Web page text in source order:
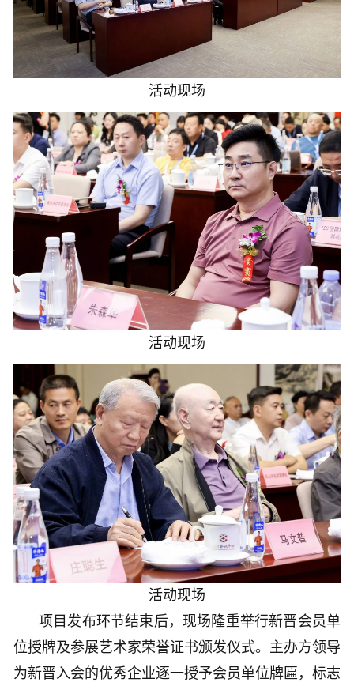
活动现场
活动现场
活动现场
项目发布环节结束后，现场隆重举行新晋会员单
位授牌及参展艺术家荣誉证书颁发仪式。主办方领导
为新晋入会的优秀企业逐一授予会员单位牌匾，标志